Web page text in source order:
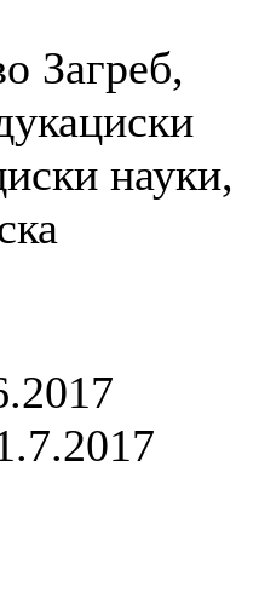
Загреб,
науки,